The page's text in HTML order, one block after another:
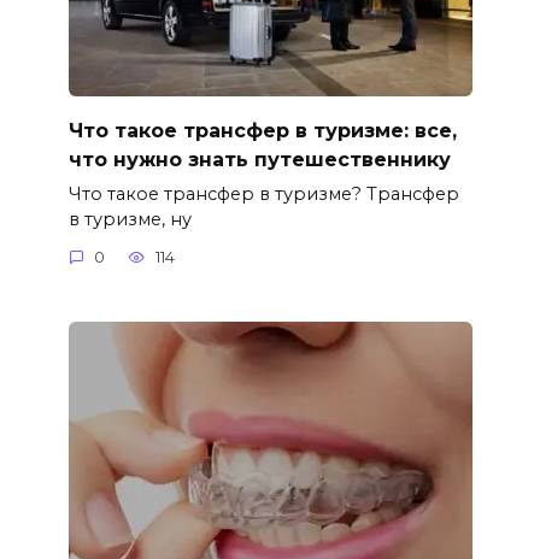
Что такое трансфер в туризме: все,
что нужно знать путешественнику
Что такое трансфер в туризме? Трансфер
в туризме, ну
0 114